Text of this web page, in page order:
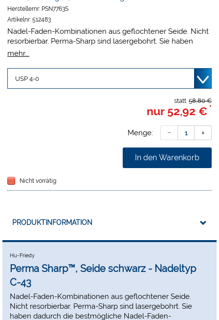
Herstellernr: PSN7763S
Artikelnr: 512483
Nadel-Faden-Kombinationen aus geflochtener Seide. Nicht
resorbierbar. Perma-Sharp sind lasergebohrt. Sie haben
dadurch die bestmögliche Nadel-Faden-Verbindung. Der
angepasst. Der Übergang von Nadel zu Faden ist fließend,
dadurch ist atraumatisches Fadenlegen möglich.
mehr...
58,80 €
statt
nur 52,92 € *
Menge:
In den Warenkorb
Nicht vorrätig
PRODUKTINFORMATION
Hu-Friedy
Perma Sharp™, Seide schwarz - Nadeltyp
C-43
Nadel-Faden-Kombinationen aus geflochtener Seide.
Nicht resorbierbar. Perma-Sharp sind lasergebohrt. Sie
haben dadurch die bestmögliche Nadel-Faden-